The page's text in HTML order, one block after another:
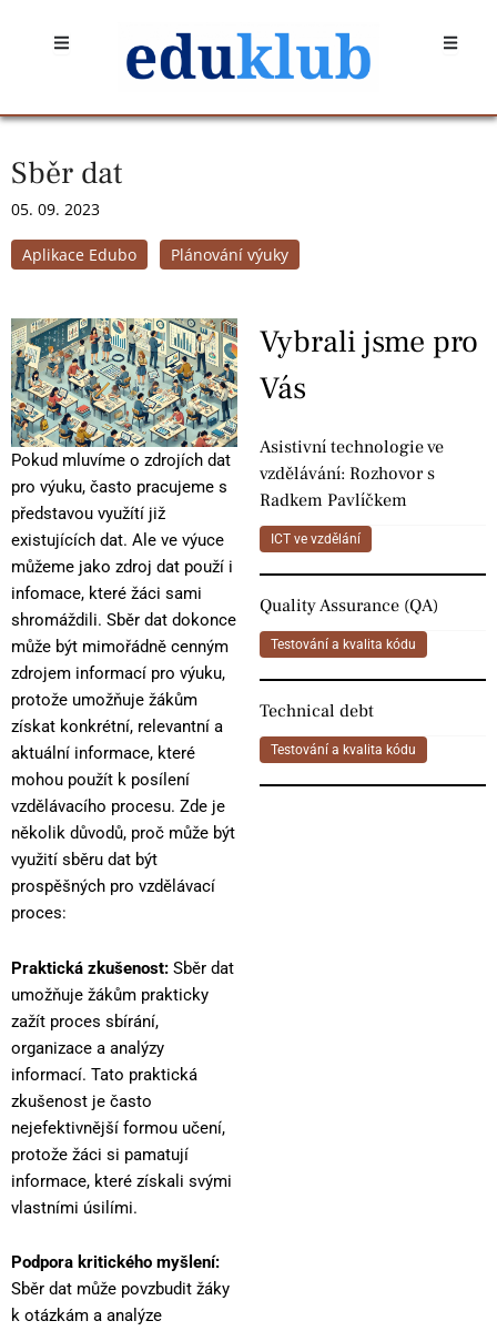
Open Open
Sběr dat
05. 09. 2023
Aplikace Edubo Plánování výuky
Pokud mluvíme o zdrojích dat
pro výuku, často pracujeme s
představou využítí již
existujících dat. Ale ve výuce
můžeme jako zdroj dat použí i
infomace, které žáci sami
shromáždili. Sběr dat dokonce
může být mimořádně cenným
zdrojem informací pro výuku,
protože umožňuje žákům
získat konkrétní, relevantní a
aktuální informace, které
mohou použít k posílení
vzdělávacího procesu. Zde je
několik důvodů, proč může být
využití sběru dat být
prospěšných pro vzdělávací
proces:
Praktická zkušenost: Sběr dat
umožňuje žákům prakticky
zažít proces sbírání,
organizace a analýzy
informací. Tato praktická
zkušenost je často
nejefektivnější formou učení,
protože žáci si pamatují
informace, které získali svými
vlastními úsilími.
Podpora kritického myšlení:
Sběr dat může povzbudit žáky
k otázkám a analýze
Vybrali jsme pro
Vás
Asistivní technologie ve
vzdělávání: Rozhovor s
Radkem Pavlíčkem
ICT ve vzdělání
Quality Assurance (QA)
Testování a kvalita kódu
Technical debt
Testování a kvalita kódu